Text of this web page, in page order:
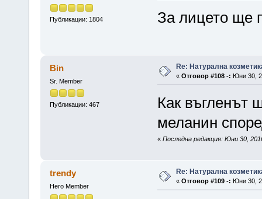
Публикации: 1804 За лицето ще
Bin
Sr. Member
Публикации: 467
Re: Натурална
« Отговор #108 -: Юни 30,
Как въгленът
меланин
« Последна редакция: Юни 30,
trendy
Hero Member
Re: Натурална
« Отговор #109 -: Юни 30,